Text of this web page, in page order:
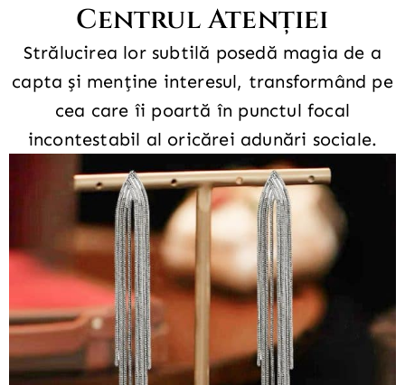
Centrul Atenției
Strălucirea lor subtilă posedă magia de a
capta și menține interesul, transformând pe
cea care îi poartă în punctul focal
incontestabil al oricărei adunări sociale.